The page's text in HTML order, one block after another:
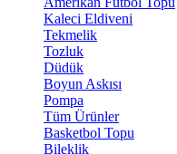
Kaleci Eldiveni
Tekmelik
Tozluk
Düdük
Boyun Askısı
Pompa
Tüm Ürünler
Basketbol Topu
Bileklik